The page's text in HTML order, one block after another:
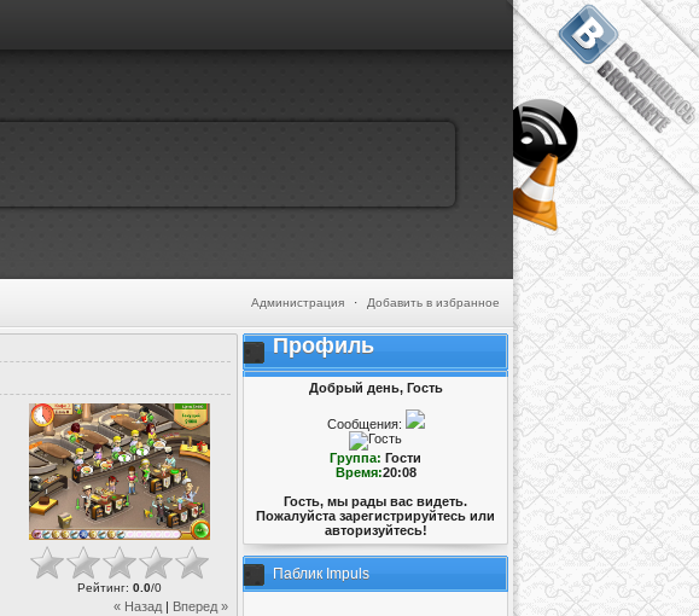
Администрация · Добавить в избранное
Рейтинг: 0.0/0
« Назад Вперед »
Профиль
Добрый день, Гость
Сообщения:
Группа: Гости
Время:20:08
Гость, мы рады вас видеть.
Пожалуйста зарегистрируйтесь или
авторизуйтесь!
Паблик Impuls